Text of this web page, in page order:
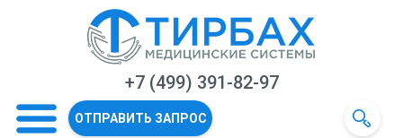
+7 (499) 391-82-97
ОТПРАВИТЬ ЗАПРОС